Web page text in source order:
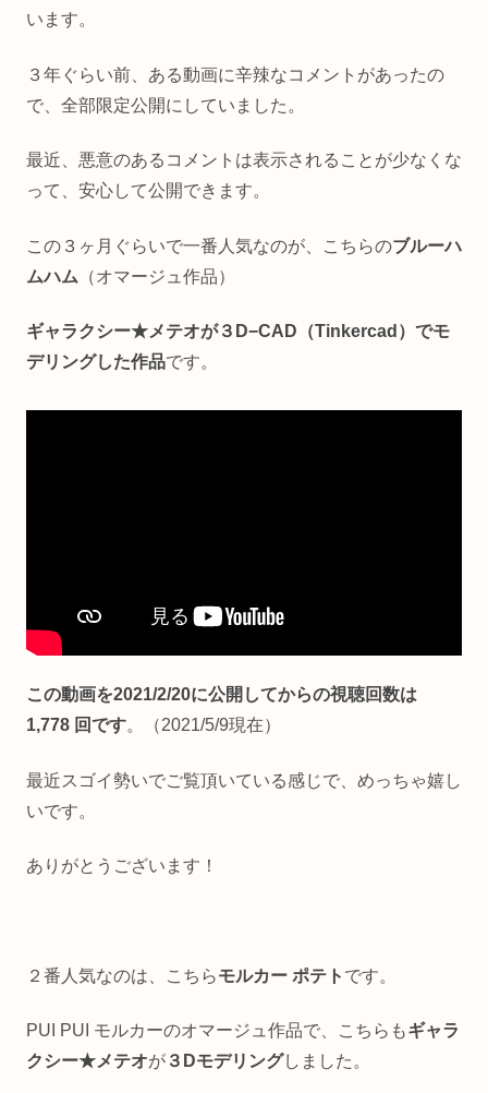
います。
３年ぐらい前、ある動画に辛辣なコメントがあったの
で、全部限定公開にしていました。
最近、悪意のあるコメントは表示されることが少なくな
って、安心して公開できます。
この３ヶ月ぐらいで一番人気なのが、こちらのブルーハ
ムハム （オマージュ作品）
ギャラクシー★メテオが３D−CAD（Tinkercad）でモ
デリングした作品です。
この動画を2021/2/20に公開してからの視聴回数は
1,778 回です。（2021/5/9現在）
最近スゴイ勢いでご覧頂いている感じで、めっちゃ嬉し
いです。
ありがとうございます！
２番人気なのは、こちらモルカー ポテト です。
PUI PUI モルカーのオマージュ作品で、こちらもギャラ
クシー★メテオが ３Dモデリングしました。